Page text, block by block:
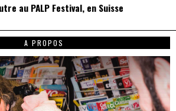
au PALP Festival, en Suisse
A PROPOS